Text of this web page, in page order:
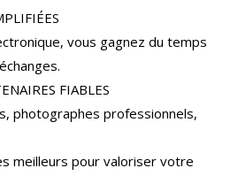
vous gagnez du temps
FIABLES
photographes professionnels,
meilleurs pour valoriser votre